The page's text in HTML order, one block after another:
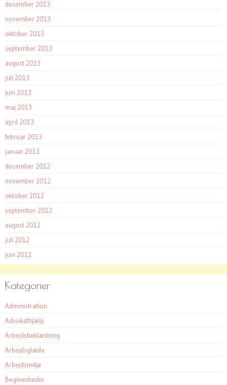
december 2013
november 2013
oktober 2013
september 2013
august 2013
juli 2013
juni 2013
maj 2013
april 2013
februar 2013
januar 2013
december 2012
november 2012
oktober 2012
september 2012
august 2012
juli 2012
juni 2012
Kategorier
Administration
Advokathjælp
Arbejdsbeklædning
Arbejdsglæde
Arbejdsmiljø
Begivenheder